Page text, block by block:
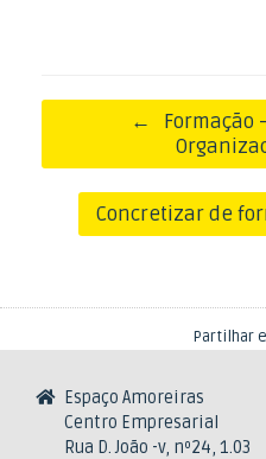
Post navigation
←
Formação
Concretizar de
Partilhar
Espaço Amoreiras
Centro Empresarial
Rua D. João -v, nº24, 1.03